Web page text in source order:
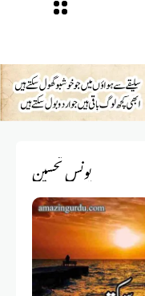
یونس تحسین